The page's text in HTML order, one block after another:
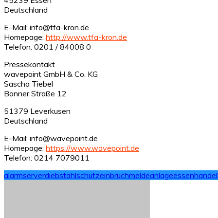
Deutschland
E-Mail: info@tfa-kron.de
Homepage: http://www.tfa-kron.de
Telefon: 0201 / 84008 0
Pressekontakt
wavepoint GmbH & Co. KG
Sascha Tiebel
Bonner Straße 12
51379 Leverkusen
Deutschland
E-Mail: info@wavepoint.de
Homepage: https://www.wavepoint.de
Telefon: 0214 7079011
alarmserverdiebstahlschutzeinbruchmeldeanlageessenhandel